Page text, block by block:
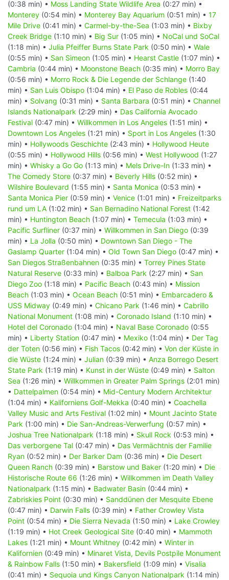
(0:38 min) • Moss Landing State Wildlife Area (0:27 min) •
Monterey (0:54 min) • Monterey Bay Aquarium (0:51 min) • 17
Mile Drive (0:41 min) • Carmel-by-the-Sea (1:03 min) • Bixby
Creek Bridge (1:10 min) • Big Sur (1:05 min) • NoCal und SoCal
(1:18 min) • Julia Pfeiffer Burns State Park (0:50 min) • Wale
(0:55 min) • San Simeon (1:05 min) • Hearst Castle (1:07 min) •
Cambria (0:44 min) • Moonstone Beach (0:35 min) • Morro Bay
(0:56 min) • Morro Rock & Die Legende der Schlange (1:40
min) • San Luis Obispo (1:04 min) • El Paso de Robles (0:44
min) • Solvang (0:31 min) • Santa Barbara (0:51 min) • Channel
Islands Nationalpark (2:29 min) • Das California Avocado
Festival (0:47 min) • Willkommen in Los Angeles (1:51 min) •
Downtown Los Angeles (1:21 min) • Sport in Los Angeles (1:30
min) • Hollywoods Geschichte (2:43 min) • Hollywood Heute
(0:55 min) • Hollywood Hills (0:56 min) • West Hollywood (1:27
min) • Whisky a Go Go (1:13 min) • Mels Drive-In (1:33 min) •
The Comedy Store (0:37 min) • Beverly Hills (0:52 min) •
Wilshire Boulevard (1:55 min) • Santa Monica (0:53 min) •
Santa Monica Pier (0:59 min) • Venice (1:01 min) • Freizeitparks
rund um LA (1:02 min) • San Bernadino National Forest (1:42
min) • Huntington Beach (1:07 min) • Temecula (1:03 min) •
Pacific Surfliner (0:37 min) • Willkommen in San Diego (0:39
min) • La Jolla (0:50 min) • Downtown San Diego - The
Gaslamp Quarter (1:04 min) • Old Town San Diego (0:47 min) •
San Diegos Straßenbahnen (0:35 min) • Torrey Pines State
Natural Reserve (0:33 min) • Balboa Park (2:27 min) • San
Diego Zoo (1:18 min) • Pacific Beach (0:43 min) • Mission
Beach (1:03 min) • Ocean Beach (0:51 min) • Embarcadero &
USS Midway (0:49 min) • Chicano Park (1:46 min) • Cabrillo
National Monument (1:08 min) • Coronado Island (1:10 min) •
Hotel del Coronado (1:04 min) • Naval Base Coronado (0:55
min) • Liberty Station (0:47 min) • Mexiko (1:04 min) • Der Tag
der Toten (0:56 min) • Fish Tacos (0:42 min) • Von der Küste in
die Wüste (1:24 min) • Julian (0:39 min) • Anza Borrego Desert
State Park (1:19 min) • Kunst in der Wüste (0:49 min) • Salton
Sea (1:26 min) • Willkommen in Greater Palm Springs (2:01 min)
• Dattelpalmen (0:54 min) • Mid-Century Modern Architektur
(1:04 min) • Kaliforniens Golf-Mekka (0:40 min) • Coachella
Valley Music and Arts Festival (1:02 min) • Mount Jacinto State
Park (1:00 min) • Die San-Andreas-Verwerfung (0:57 min) •
Joshua Tree Nationalpark (1:18 min) • Skull Rock (0:53 min) •
Das verborgene Tal (0:47 min) • Das Vermächtnis der Familie
Ryan (0:52 min) • Der Barker Dam (0:36 min) • Die Desert
Queen Ranch (0:39 min) • Barstow und Baker (1:20 min) • Die
Historische Route 66 (1:26 min) • Willkommen im Death Valley
Nationalpark (1:15 min) • Badwater Basin (0:44 min) •
Zabriskies Point (0:30 min) • Sanddünen der Mesquite Ebene
(0:47 min) • Darwin Falls (0:39 min) • Father Crowley Vista
Point (0:54 min) • Die Sierra Nevada (1:50 min) • Lake Crowley
(1:19 min) • Hot Creek Geological Site (0:40 min) • Mammoth
Lakes (1:21 min) • Mount Whitney (0:42 min) • Winter in
Kalifornien (0:49 min) • Minaret Vista, Devils Postpile Monument
& Rainbow Falls (1:50 min) • Bakersfield (1:09 min) • Visalia
(0:41 min) • Sequoia und Kings Canyon Nationalpark (1:14 min)